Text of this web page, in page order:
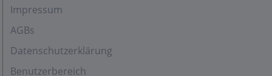
Impressum
AGBs
Datenschutzerklärung
Benutzerbereich